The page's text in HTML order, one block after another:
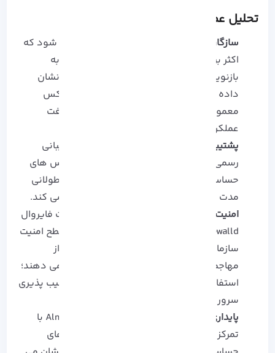
تحلیل عمیق ویژگی‌ های AlmaLinux:
سازگاری باینری با RHEL
: این ویژگی باعث می‌ شود که
اکثر برنامه‌ ها و ابزار های سازمانی بدون نیاز به
بازنویسی یا تغییرات اجرا شوند .
تجربه عملی نشان
داده است که مهاجرت از CentOS به آلمالینوکس
معمولاً کمتر از یک روز طول می‌کشد، بدون افت
عملکرد.
پشتیبانی طولانی‌ مدت (LTS)
تا ۱۰ سال پشتیبانی
رسمی.
این برای محیط‌ های سازمانی و سرویس‌ های
حساس اهمیت دارد ، زیرا امکان برنامه‌ ریزی طولانی‌
مدت و کاهش هزینه‌ های نگهداری فراهم می‌ کند.
امنیت پیشرفته
: SELinux پیش‌ فرض، مدیریت فایروال
firewalld و سیاست‌ های کنترل دسترسی، سطح امنیت
سازمانی ارائه می‌ دهند. نکته عملی: بسیاری از
مهاجمان اولین هدف خود را ورود SSH قرار می‌ دهند؛
استفاده از SSH Key و محدود کردن root، آسیب‌ پذیری
سرور را تا 90% کاهش می‌ دهد.
پایداری و عملکرد
پایداری و عملکرد: AlmaLinux با
تمرکز بر uptime ، گزینه‌ ای عالی برای پروژه‌ های